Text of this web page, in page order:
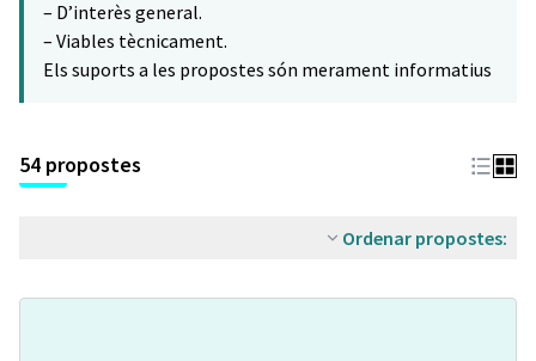
– D’interès general.
– Viables tècnicament.
Els suports a les propostes són merament informatius
54 propostes
Ordenar propostes: